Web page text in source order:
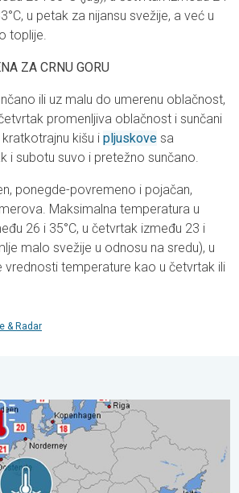
u petak za nijansu svežije, a već u
toplije.
ZA CRNU GORU
ili uz malu do umerenu oblačnost,
promenljiva oblačnost i sunčani
kišu i pljuskove sa
i subotu suvo i pretežno sunčano.
ponegde-povremeno i pojačan,
Maksimalna temperatura u
26 i 35°C, u četvrtak između 23 i
malo svežije u odnosu na sredu), u
vrednosti temperature kao u četvrtak ili
& Radar
oko Evrope. Temperatura vode do